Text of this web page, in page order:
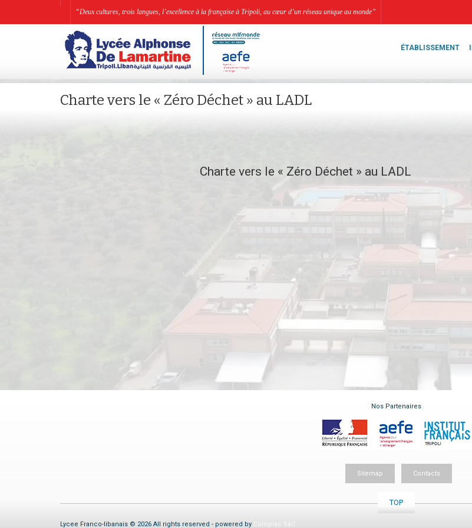
“Deux cultures, trois langues, l’excellence à la française à Tripoli, au cœur d’un réseau unique au monde”
ÉTABLISSEMENT
Charte vers le « Zéro Déchet » au LADL
Charte vers le « Zéro Déchet » au LADL
Nos Partenaires
Sitemap Contacts
TOP
Lycee Franco-libanais © 2026 All rights reserved - powered by Compiac Sarl